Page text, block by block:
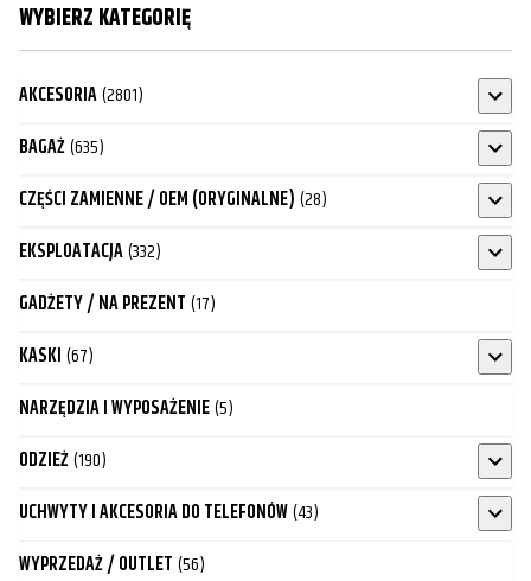
WYBIERZ KATEGORIĘ
AKCESORIA(2801)
BAGAŻ(635)
CZĘŚCI ZAMIENNE / OEM (ORYGINALNE) (28)
EKSPLOATACJA(332)
GADŻETY / NA PREZENT (17)
KASKI (67)
NARZĘDZIA I WYPOSAŻENIE(5)
ODZIEŻ(190)
UCHWYTY I AKCESORIA DO TELEFONÓW(43)
WYPRZEDAŻ / OUTLET (56)